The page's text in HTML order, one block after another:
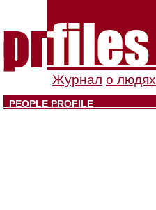
Журнал о людях
PEOPLE PROFILE